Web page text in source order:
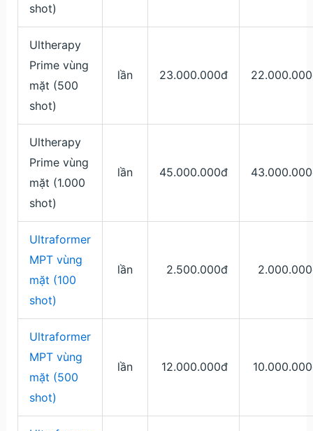
shot)
Ultherapy
Prime vùng
mặt (500
shot)
lần 23.000.000đ
Ultherapy
Prime vùng
mặt (1.000
shot)
lần 45.000.000đ
Ultraformer
MPT vùng
mặt (100
shot)
lần 2.500.000đ
Ultraformer
MPT vùng
mặt (500
shot)
lần 12.000.000đ